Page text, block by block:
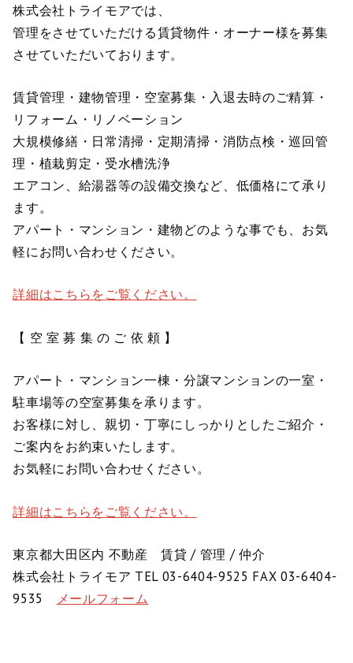
株式会社トライモアでは、
管理をさせていただける賃貸物件・オーナー様を募集
させていただいております。
賃貸管理・建物管理・空室募集・入退去時のご精算・
リフォーム・リノベーション
大規模修繕・日常清掃・定期清掃・消防点検・巡回管
理・植栽剪定・受水槽洗浄
エアコン、給湯器等の設備交換など、低価格にて承り
ます。
アパート・マンション・建物どのような事でも、お気
軽にお問い合わせください。
詳細はこちらをご覧ください。
【 空 室 募 集 の ご 依 頼 】
アパート・マンション一棟・分譲マンションの一室・
駐車場等の空室募集を承ります。
お客様に対し、親切・丁寧にしっかりとしたご紹介・
ご案内をお約束いたします。
お気軽にお問い合わせください。
詳細はこちらをご覧ください。
東京都大田区内 不動産 賃貸 / 管理 / 仲介
株式会社トライモア TEL 03-6404-9525 FAX 03-6404-
9535
メールフォーム